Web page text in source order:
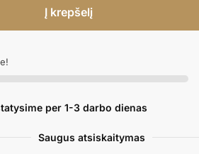
Į krepšelį
per 1-3 darbo dienas
Saugus atsiskaitymas